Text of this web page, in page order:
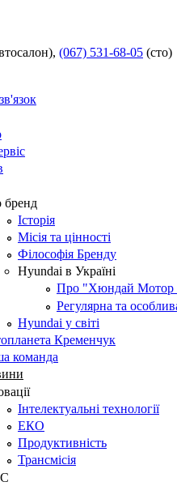
(067) 531-68-05 (сто)
бренд
Історія
Місія та цінності
Філософія Бренду
Hyundai в Україні
Про "Хюндай Мотор
Регулярна та
Hyundai у світі
Кременчук
команда
Інтелектуальні технології
ЕКО
Продуктивність
Трансмісія